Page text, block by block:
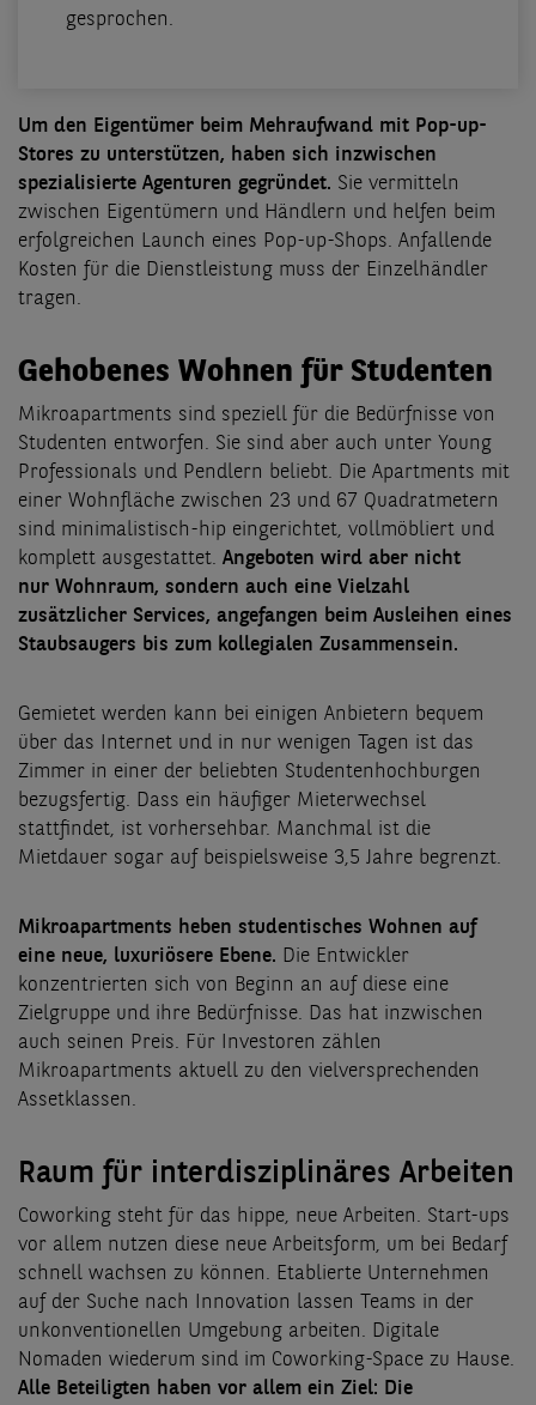
gesprochen.
Um den Eigentümer beim Mehraufwand mit Pop-up-
Stores zu unterstützen, haben sich inzwischen
spezialisierte Agenturen gegründet. Sie vermitteln
zwischen Eigentümern und Händlern und helfen beim
erfolgreichen Launch eines Pop-up-Shops. Anfallende
Kosten für die Dienstleistung muss der Einzelhändler
tragen.
Gehobenes Wohnen für Studenten
Mikroapartments sind speziell für die Bedürfnisse von
Studenten entworfen. Sie sind aber auch unter Young
Professionals und Pendlern beliebt. Die Apartments mit
einer Wohnfläche zwischen 23 und 67 Quadratmetern
sind minimalistisch-hip eingerichtet, vollmöbliert und
komplett ausgestattet. Angeboten wird aber nicht
nur Wohnraum, sondern auch eine Vielzahl
zusätzlicher Services, angefangen beim Ausleihen eines
Staubsaugers bis zum kollegialen Zusammensein.
Gemietet werden kann bei einigen Anbietern bequem
über das Internet und in nur wenigen Tagen ist das
Zimmer in einer der beliebten Studentenhochburgen
bezugsfertig. Dass ein häufiger Mieterwechsel
stattfindet, ist vorhersehbar. Manchmal ist die
Mietdauer sogar auf beispielsweise 3,5 Jahre begrenzt.
Mikroapartments heben studentisches Wohnen auf
eine neue, luxuriösere Ebene. Die Entwickler
konzentrierten sich von Beginn an auf diese eine
Zielgruppe und ihre Bedürfnisse. Das hat inzwischen
auch seinen Preis. Für Investoren zählen
Mikroapartments aktuell zu den vielversprechenden
Assetklassen.
Raum für interdisziplinäres Arbeiten
Coworking steht für das hippe, neue Arbeiten. Start-ups
vor allem nutzen diese neue Arbeitsform, um bei Bedarf
schnell wachsen zu können. Etablierte Unternehmen
auf der Suche nach Innovation lassen Teams in der
unkonventionellen Umgebung arbeiten. Digitale
Nomaden wiederum sind im Coworking-Space zu Hause.
Alle Beteiligten haben vor allem ein Ziel: Die